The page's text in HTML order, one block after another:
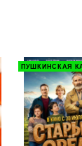
ПУШКИНСКАЯ